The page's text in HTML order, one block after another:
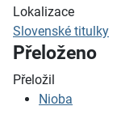
Lokalizace
Slovenské titulky
Přeloženo
Přeložil
Nioba